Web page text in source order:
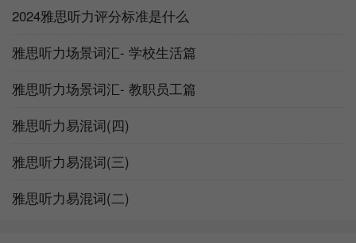
An advanced course in theoreticalchemistry is the
87、 keep to oneself
I’m amazed that you still haven’t gotten to know
88、 kill time 浪费时间
Gosh, what can we do to kill the next 10 hours?
89、 leave…up to somebody
2024雅思听力评分标准是什么
雅思听力场景词汇- 学校生活篇
雅思听力场景词汇- 教职员工篇
雅思听力易混词(四)
雅思听力易混词(三)
雅思听力易混词(二)